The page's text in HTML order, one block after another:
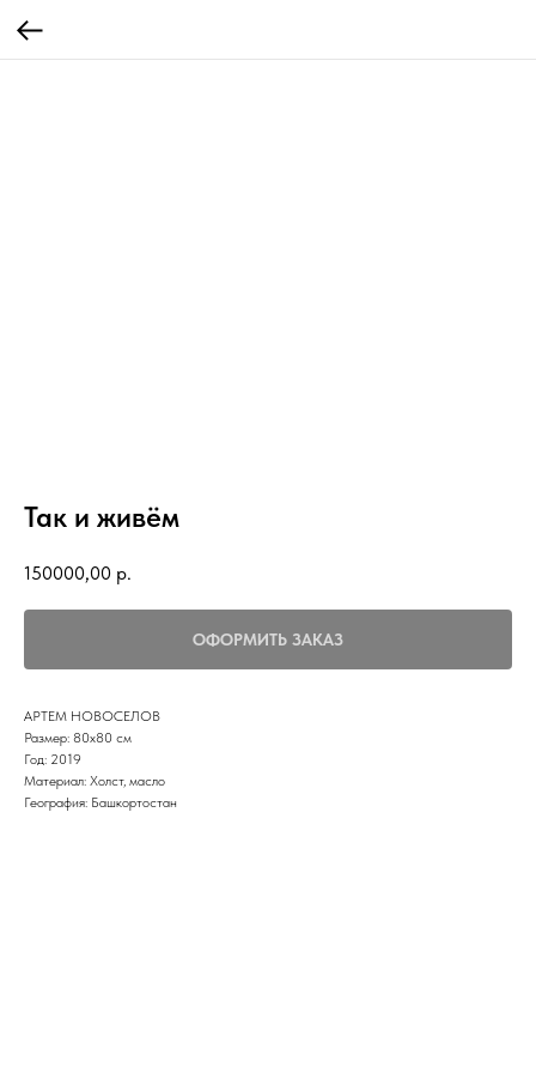
Так и живём
150000,00 р.
ОФОРМИТЬ ЗАКАЗ
АРТЕМ НОВОСЕЛОВ
Размер: 80х80 см
Год: 2019
Материал: Холст, масло
География: Башкортостан